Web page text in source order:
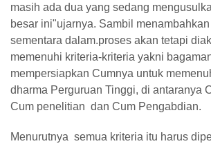
masih ada dua yang sedang
besar ini"ujarnya. Sambil
sementara dalam.proses akan tetapi
memenuhi kriteria-kriteria yakni
mempersiapkan Cumnya untuk
dharma Perguruan Tinggi, di antaranya
Cum penelitian dan Cum Pengabdian.
Menurutnya semua kriteria itu harus